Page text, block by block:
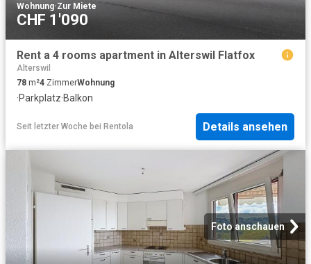
Wohnung·Zur Miete
CHF 1'090
Rent a 4 rooms apartment in Alterswil Flatfox
Alterswil
78 m²4 ZimmerWohnung
·Parkplatz·Balkon
Seit letzter Woche bei Rentola Details ansehen
Foto anschauen